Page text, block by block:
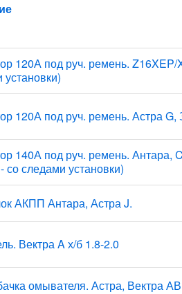
120А под руч. ремень.
120А под руч. ремень. Астра
140А под руч. ремень. Антара,
со следами установки)
АКПП Антара, Астра J.
Вектра A х/б 1.8-2.0
омывателя. Астра, Вектра